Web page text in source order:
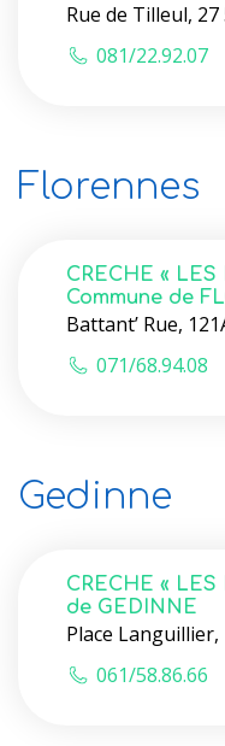
Rue de Tilleul, 27
081/22.92.07
Florennes
CRECHE « LES
Commune de
Battant’ Rue,
071/68.94.08
Gedinne
CRECHE « LES
de GEDINNE
Place Languillier,
061/58.86.66